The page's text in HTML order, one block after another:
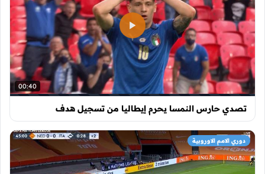
00:40
تصدي حارس النمسا يحرم إيطاليا من تسجيل هدف
دوري الامم الاوروبية